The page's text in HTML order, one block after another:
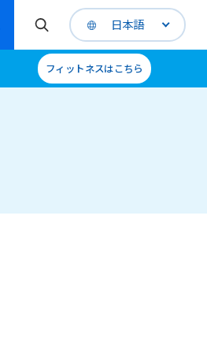
日本語
フィットネスはこちら